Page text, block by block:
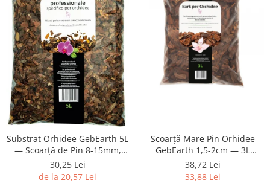
Substrat Orhidee GebEarth 5L
— Scoarță de Pin 8-15mm,
100% Natural
30,25 Lei
de la 20,57 Lei
Scoarță Mare Pin Orhidee
GebEarth 1,5-2cm — 3L
Natural
38,72 Lei
33,88 Lei